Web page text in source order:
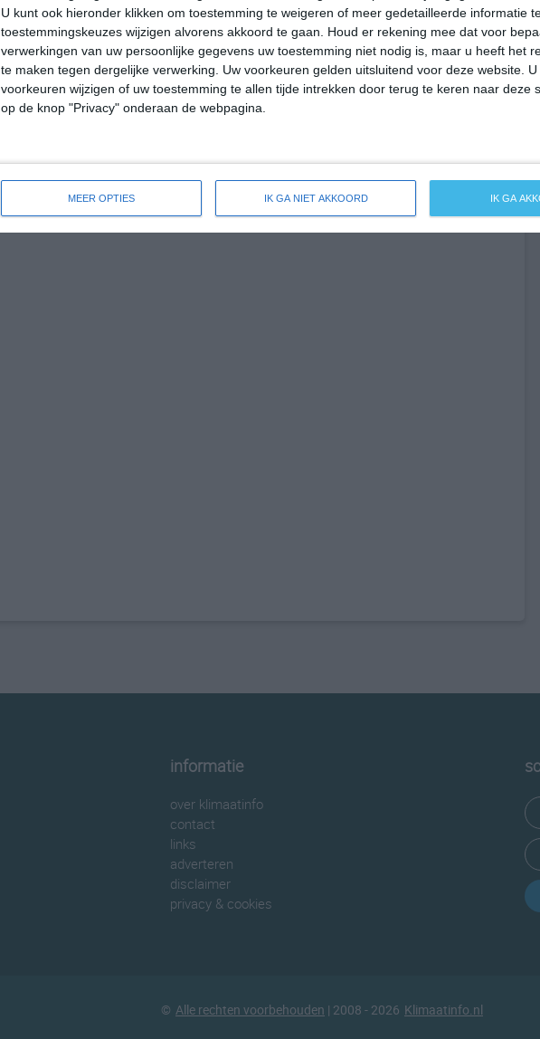
U kunt ook hieronder klikken om toestemming te weigeren of meer gedetailleerde informatie
toestemmingskeuzes wijzigen alvorens akkoord te gaan.
Houd er rekening mee dat voor
verwerkingen van uw persoonlijke gegevens uw toestemming niet nodig is, maar u heeft het
te maken tegen dergelijke verwerking. Uw voorkeuren gelden uitsluitend voor deze website.
voorkeuren wijzigen of uw toestemming te allen tijde intrekken door terug te keren naar deze
op de knop "Privacy" onderaan de webpagina.
MEER OPTIES IK GA NIET AKKOORD IK GA
12:00 15:00 18:00 21:00 00:00 03:00
ZW 1 ZW 1 Z 1 Z 1 Z 1 Z 1
12:00 15:00 18:00
bekijk de uitgebreide weersverwachting voor Watseka
informatie
over klimaatinfo
contact
links
adverteren
disclaimer
privacy & cookies
© Alle rechten voorbehouden | 2008 - 2026 Klimaatinfo.nl